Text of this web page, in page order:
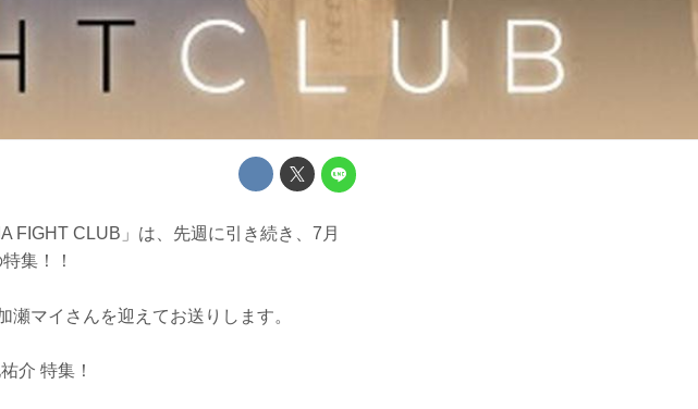
FIGHT CLUB」は、先週に引き続き、7月
集！！
マイさんを迎えてお送りします。
介 特集！